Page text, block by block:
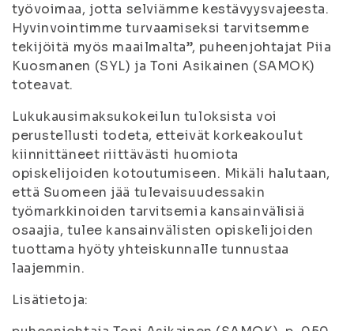
työvoimaa, jotta selviämme kestävyysvajeesta.
Hyvinvointimme turvaamiseksi tarvitsemme
tekijöitä myös maailmalta”, puheenjohtajat Piia
Kuosmanen (SYL) ja Toni Asikainen (SAMOK)
toteavat.
Lukukausimaksukokeilun tuloksista voi
perustellusti todeta, etteivät korkeakoulut
kiinnittäneet riittävästi huomiota
opiskelijoiden kotoutumiseen. Mikäli halutaan,
että Suomeen jää tulevaisuudessakin
työmarkkinoiden tarvitsemia kansainvälisiä
osaajia, tulee kansainvälisten opiskelijoiden
tuottama hyöty yhteiskunnalle tunnustaa
laajemmin.
Lisätietoja: